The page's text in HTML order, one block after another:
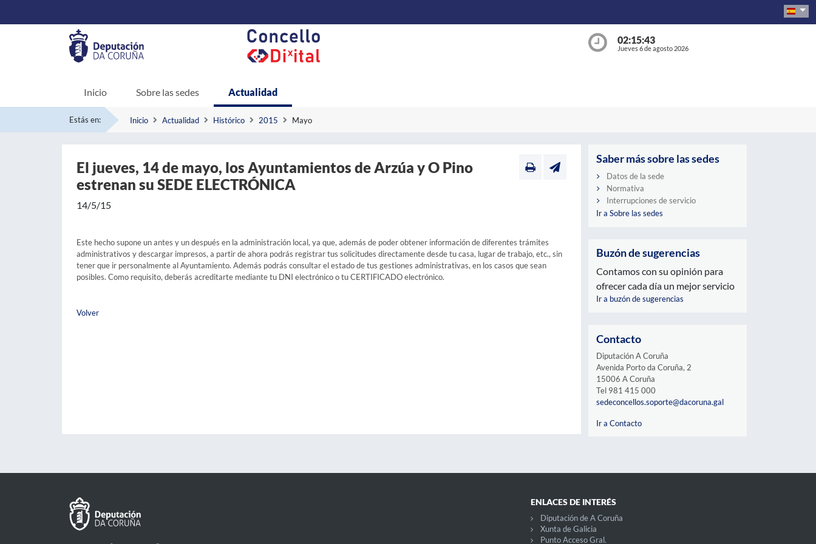
02:15:44
Jueves 6 de agosto 2026
Inicio Sobre las sedes Actualidad
Estás en: Inicio Actualidad Histórico 2015 Mayo
El jueves, 14 de mayo, los Ayuntamientos de Arzúa y O Pino
estrenan su SEDE ELECTRÓNICA
14/5/15
Este hecho supone un antes y un después en la administración local, ya que, además de poder obtener información de diferentes trámites
administrativos y descargar impresos, a partir de ahora podrás registrar tus solicitudes directamente desde tu casa, lugar de trabajo, etc., sin
tener que ir personalmente al Ayuntamiento. Además podrás consultar el estado de tus gestiones administrativas, en los casos que sean
posibles. Como requisito, deberás acreditarte mediante tu DNI electrónico o tu CERTIFICADO electrónico.
Volver
Saber más sobre las sedes
Datos de la sede
Normativa
Interrupciones de servicio
Ir a Sobre las sedes
Buzón de sugerencias
Contamos con su opinión para
ofrecer cada día un mejor servicio
Ir a buzón de sugerencias
Contacto
Diputación A Coruña
Avenida Porto da Coruña, 2
15006 A Coruña
Tel 981 415 000
sedeconcellos.soporte@dacoruna.gal
Ir a Contacto
ENLACES DE INTERÉS
Diputación de A Coruña
Xunta de Galicia
Punto Acceso Gral.